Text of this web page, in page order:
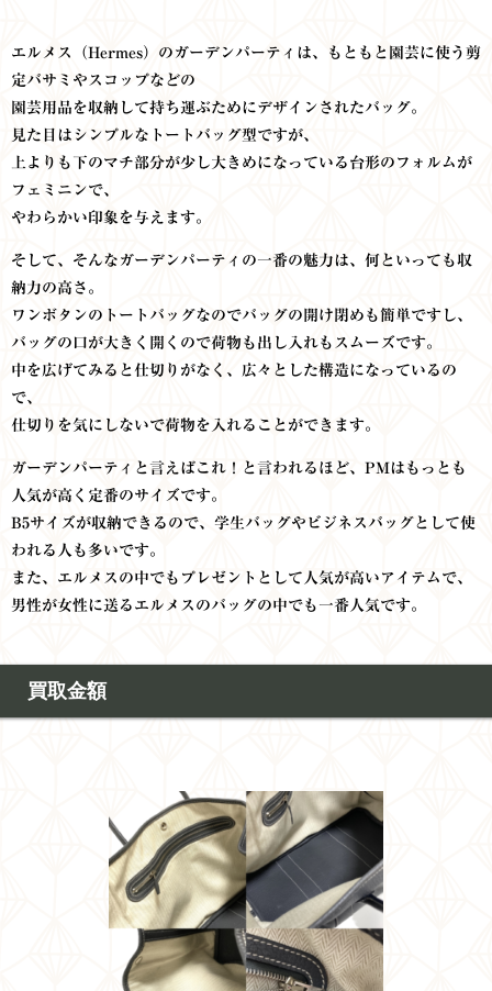
エルメス（Hermes）のガーデンパーティは、もともと園芸に使う剪
定バサミやスコップなどの
園芸用品を収納して持ち運ぶためにデザインされたバッグ。
見た目はシンプルなトートバッグ型ですが、
上よりも下のマチ部分が少し大きめになっている台形のフォルムが
フェミニンで、
やわらかい印象を与えます。
そして、そんなガーデンパーティの一番の魅力は、何といっても収
納力の高さ。
ワンボタンのトートバッグなのでバッグの開け閉めも簡単ですし、
バッグの口が大きく開くので荷物も出し入れもスムーズです。
中を広げてみると仕切りがなく、広々とした構造になっているの
で、
仕切りを気にしないで荷物を入れることができます。
ガーデンパーティと言えばこれ！と言われるほど、PMはもっとも
人気が高く定番のサイズです。
B5サイズが収納できるので、学生バッグやビジネスバッグとして使
われる人も多いです。
また、エルメスの中でもプレゼントとして人気が高いアイテムで、
男性が女性に送るエルメスのバッグの中でも一番人気です。
買取金額